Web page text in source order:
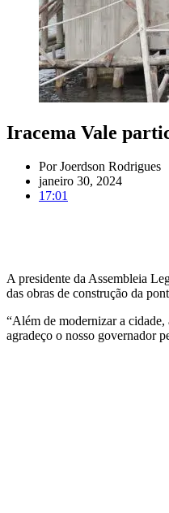
Iracema Vale
PorJoerdson Rodrigues
janeiro 30, 2024
17:01
A presidente da Assembleia
das obras de construção da
“Além de modernizar a cidade,
agradeço o nosso governador